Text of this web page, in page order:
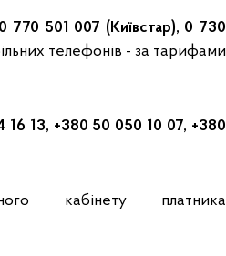
501 007 (Київстар), 0 730
телефонів - за тарифами
13, +380 50 050 10 07, +380
кабінету платника